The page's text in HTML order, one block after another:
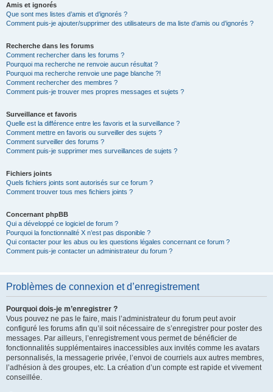
Amis et ignorés
Que sont mes listes d’amis et d’ignorés ?
Comment puis-je ajouter/supprimer des utilisateurs de ma liste d’amis ou d’ignorés ?
Recherche dans les forums
Comment rechercher dans les forums ?
Pourquoi ma recherche ne renvoie aucun résultat ?
Pourquoi ma recherche renvoie une page blanche ?!
Comment rechercher des membres ?
Comment puis-je trouver mes propres messages et sujets ?
Surveillance et favoris
Quelle est la différence entre les favoris et la surveillance ?
Comment mettre en favoris ou surveiller des sujets ?
Comment surveiller des forums ?
Comment puis-je supprimer mes surveillances de sujets ?
Fichiers joints
Quels fichiers joints sont autorisés sur ce forum ?
Comment trouver tous mes fichiers joints ?
Concernant phpBB
Qui a développé ce logiciel de forum ?
Pourquoi la fonctionnalité X n’est pas disponible ?
Qui contacter pour les abus ou les questions légales concernant ce forum ?
Comment puis-je contacter un administrateur du forum ?
Problèmes de connexion et d’enregistrement
Pourquoi dois-je m’enregistrer ?
Vous pouvez ne pas le faire, mais l’administrateur du forum peut avoir
configuré les forums afin qu’il soit nécessaire de s’enregistrer pour poster des
messages. Par ailleurs, l’enregistrement vous permet de bénéficier de
fonctionnalités supplémentaires inaccessibles aux invités comme les avatars
personnalisés, la messagerie privée, l’envoi de courriels aux autres membres,
l’adhésion à des groupes, etc. La création d’un compte est rapide et vivement
conseillée.